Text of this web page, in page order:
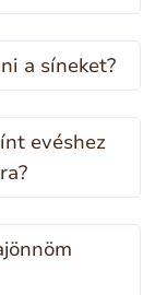
a síneket?
evéshez